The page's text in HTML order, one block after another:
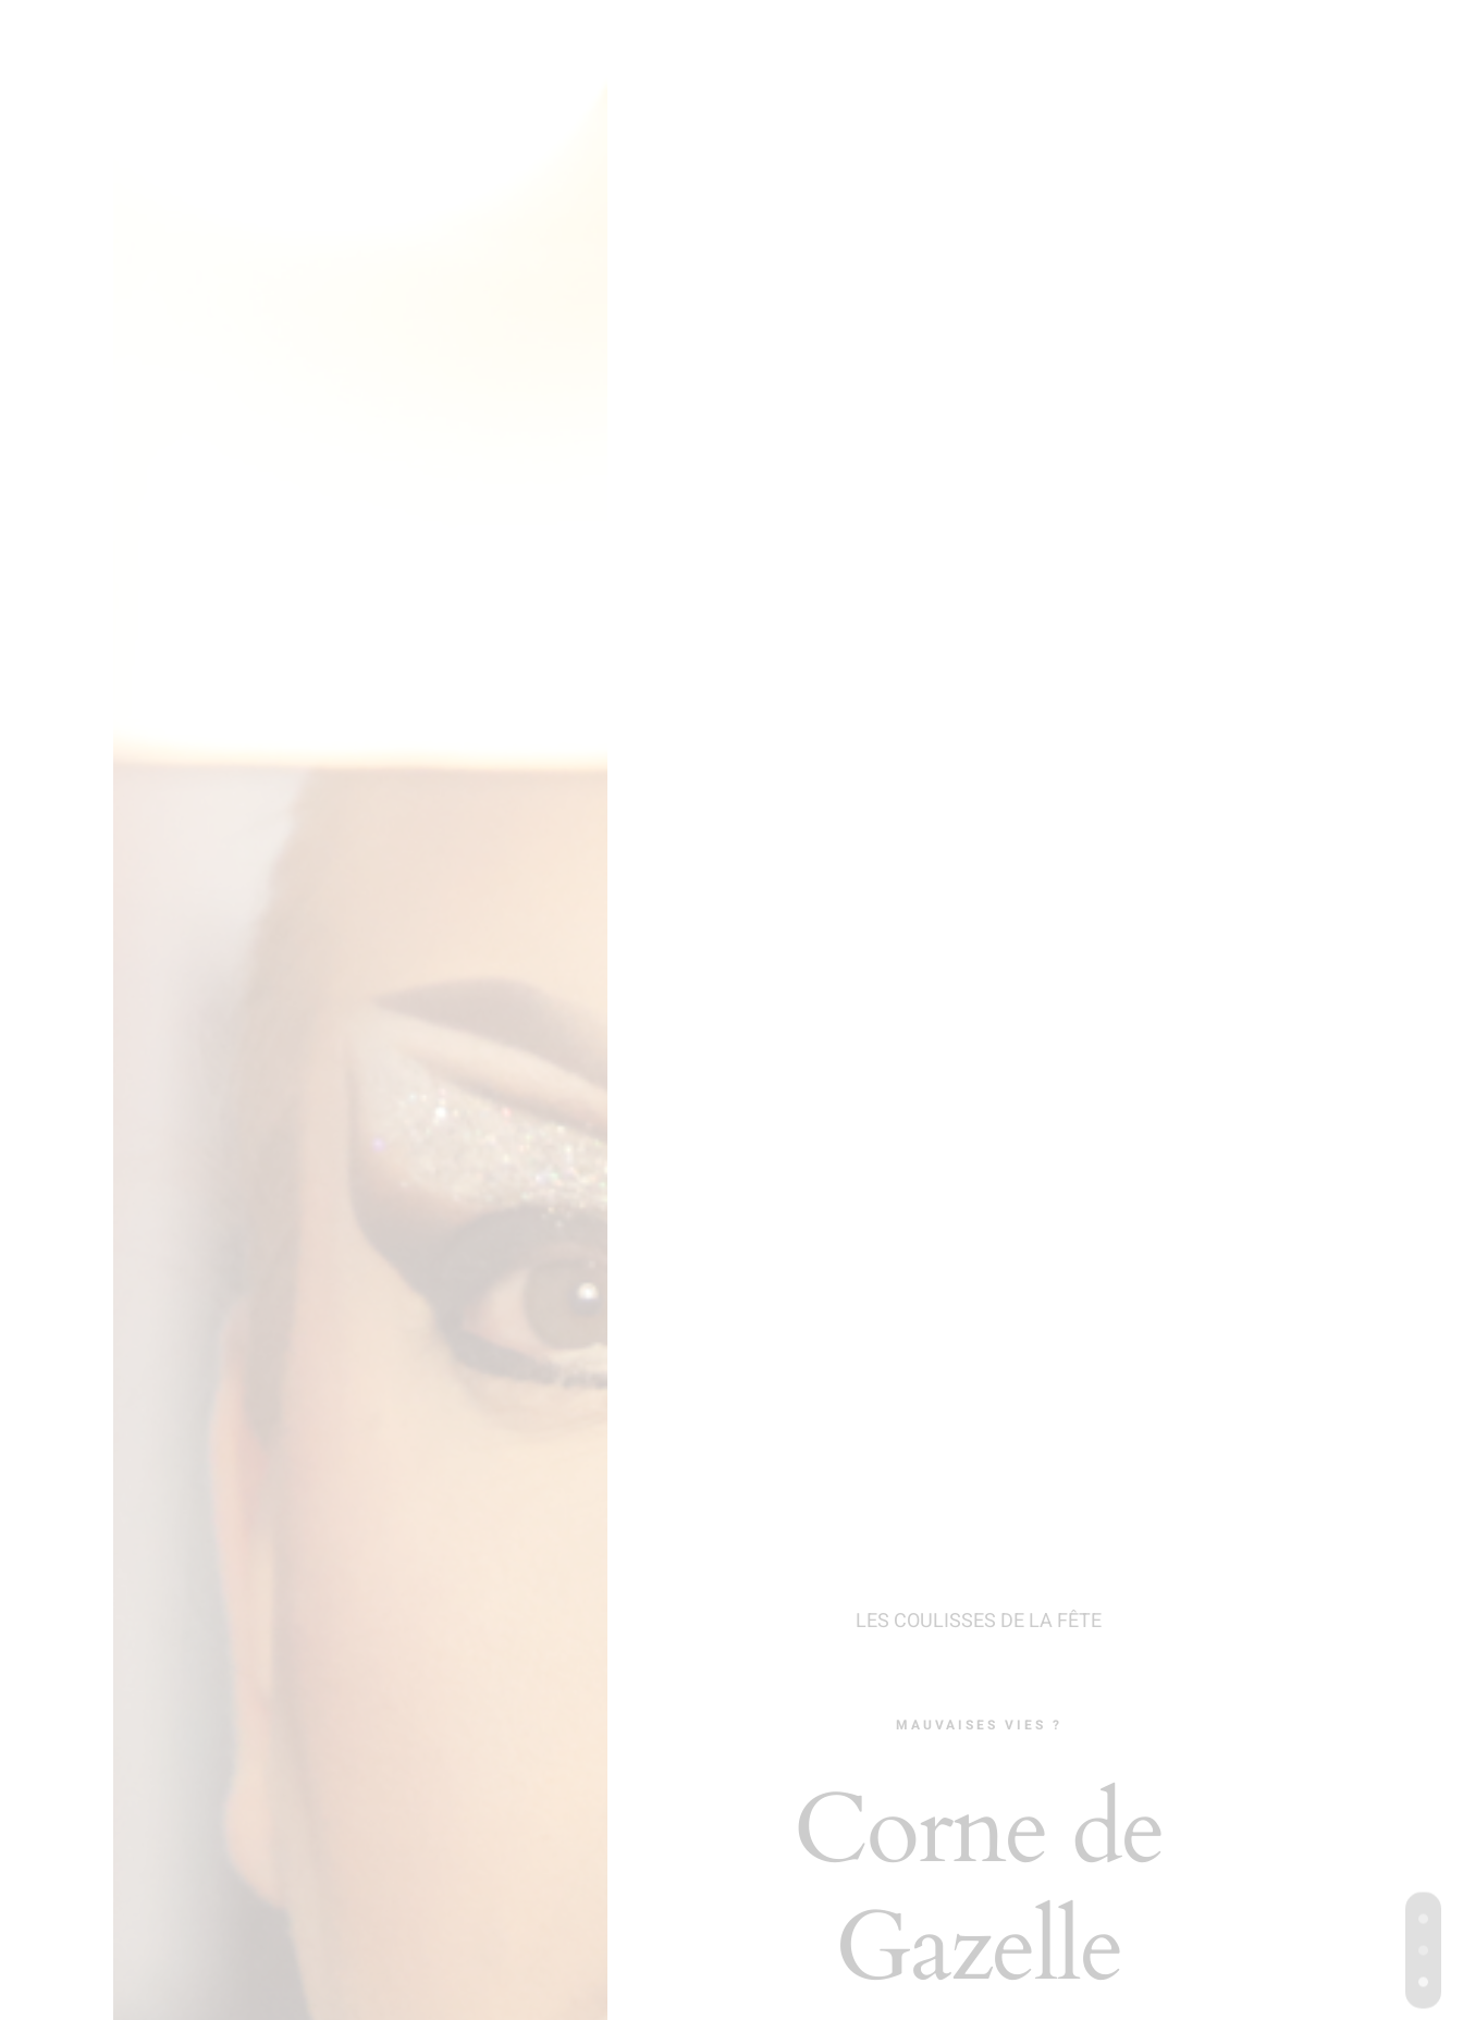
LES COULISSES DE LA FÊTE
MAUVAISES VIES ?
Corne de
Gazelle